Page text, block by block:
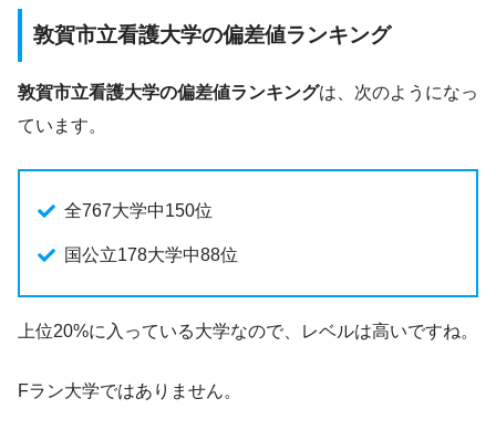
敦賀市立看護大学の偏差値ランキング
敦賀市立看護大学の偏差値ランキングは、次のようになっ
ています。
全767大学中150位
国公立178大学中88位
上位20%に入っている大学なので、レベルは高いですね。
Fラン大学ではありません。